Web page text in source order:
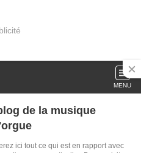
MENU
de la musique
ici tout ce qui est en rapport avec